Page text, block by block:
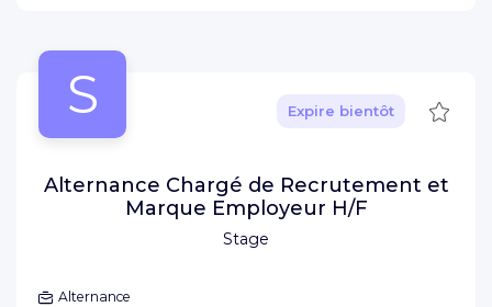
S
Stage
Expire bientôt
Alternance Chargé de Recrutement et
Marque Employeur H/F
Alternance